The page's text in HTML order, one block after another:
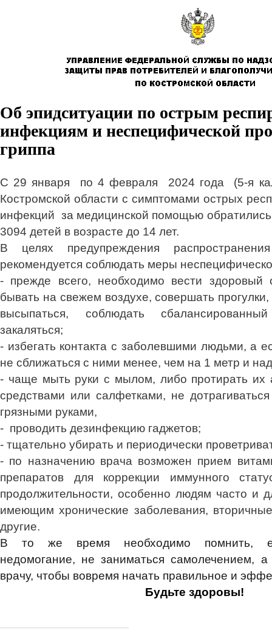
Об эпидситуации по острым
инфекциям и неспецифической
гриппа
С 29 января по 4 февраля 2024 года (5-я
Костромской области с симптомами острых
инфекций за медицинской помощью обратились
3094 детей в возрасте до 14 лет.
В целях предупреждения
рекомендуется соблюдать меры
- прежде всего, необходимо вести
бывать на свежем воздухе, совершать
высыпаться, соблюдать
закаляться;
- избегать контакта с заболевшими людьми, а
не сближаться с ними менее, чем на 1 метр и
- чаще мыть руки с мылом, либо протирать их
средствами или салфетками, не
грязными руками,
- проводить дезинфекцию гаджетов;
- тщательно убирать и периодически
- по назначению врача возможен прием
препаратов для коррекции иммунного
продолжительности, особенно людям часто и
имеющим хронические заболевания,
другие.
В то же время необходимо помнить,
недомогание, не заниматься самолечением,
врачу, чтобы вовремя начать правильное и
Будьте здоровы!